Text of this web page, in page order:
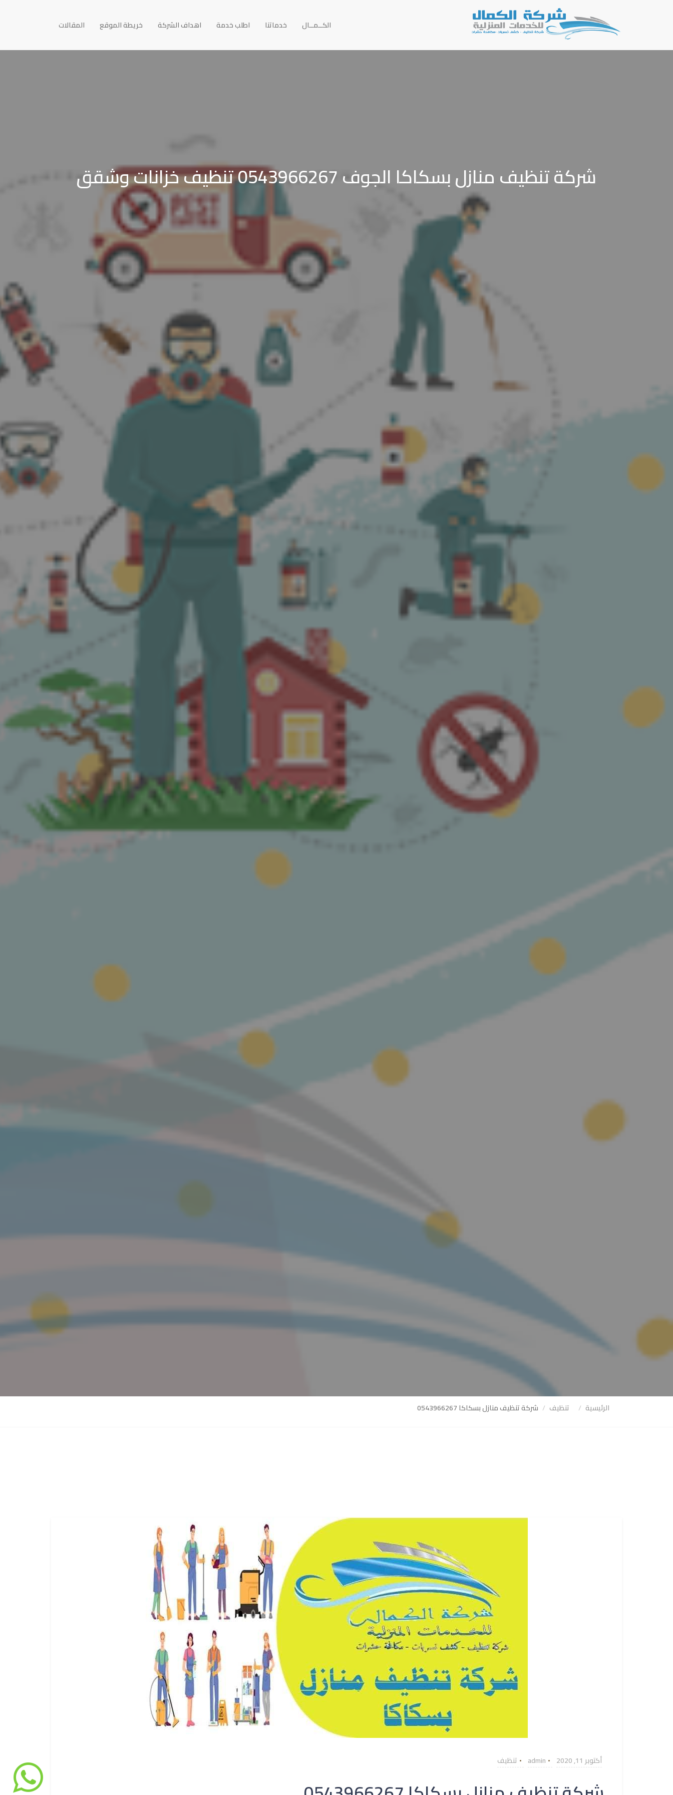
الكــمــال خدماتنا اطلب خدمة اهداف الشركة خريطة الموقع المقالات
شركة تنظيف منازل بسكاكا الجوف 0543966267 تنظيف خزانات وشقق
الرئيسية تنظيف شركة تنظيف منازل بسكاكا 0543966267
أكتوبر 11, 2020 admin تنظيف